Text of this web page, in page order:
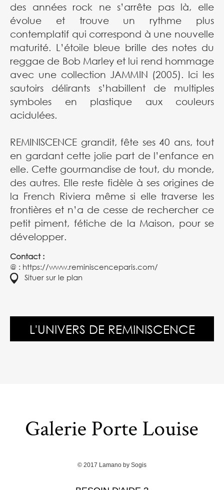
des années rock ne s’arrête pas là, elle
évolue et trouve un rythme plus
contemplatif qui correspond à une nouvelle
maturité. L’étoile bleue brille des notes du
reggae de Bob Marley et lui rend hommage
avec une collection JAMMIN (2005). Ici les
sautoirs délirants s’habillent de multiples
symboles en plastique aux couleurs
acidulées.
REMINISCENCE grandit, fête ses 40 ans, tout
en gardant cette jolie part de l’enfance en
elle. Cette gourmandise de tout, du monde,
des autres. Elle reste fidèle à ses origines de
la French Riviera même si elle traverse les
frontières et n’a de cesse de rechercher ce
petit piment, fétiche de la Maison, pour se
développer.
Contact :
@ : https://www.reminiscenceparis.com/
Situer sur le plan
L'UNIVERS DE REMINISCENCE
© 2017 Lamano by Sogis